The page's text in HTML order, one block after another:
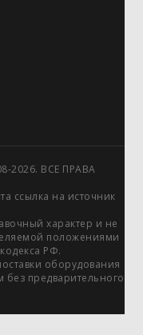
2026. ВСЕ ПРАВА
ссылка на источник
характер и не
положениями
РФ.
оборудования
предварительного